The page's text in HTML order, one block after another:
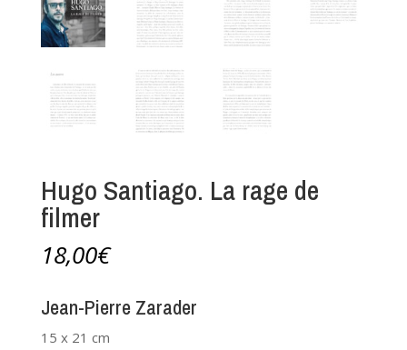
Hugo Santiago. La rage de
filmer
18,00€
Jean-Pierre Zarader
15 x 21 cm